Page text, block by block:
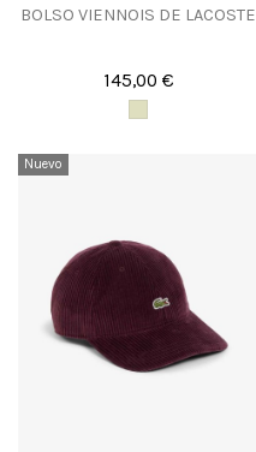
BOLSO VIENNOIS DE LACOSTE
145,00 €
Nuevo